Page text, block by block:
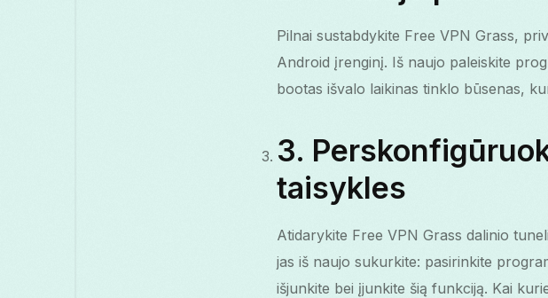
Pilnai sustabdykite Free VPN Grass,
Android įrenginį. Iš naujo paleiskite
bootas išvalo laikinas tinklo būsenas,
3.
taisykles
Atidarykite Free VPN Grass dalinio
jas iš naujo sukurkite: pasirinkite
išjunkite bei įjunkite šią funkciją. Kai